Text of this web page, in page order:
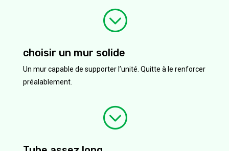
;
choisir un mur solide
Un mur capable de supporter l’unité. Quitte à le renforcer
préalablement.
;